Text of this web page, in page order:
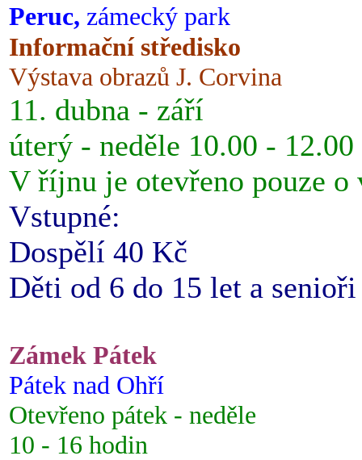
Peruc, zámecký park
Informační středisko
Výstava obrazů J. Corvina
11. dubna - září
úterý - neděle 10.00 -
V říjnu je otevřeno pouze o
Vstupné:
Dospělí 40 Kč
Děti od 6 do 15 let a
Zámek Pátek
Pátek nad Ohří
Otevřeno pátek - neděle
10 - 16 hodin